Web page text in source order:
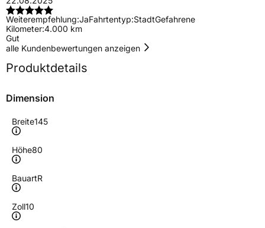
Weiterempfehlung:JaFahrtentyp:StadtGefahrene
Kilometer:4.000 km
Gut
alle Kundenbewertungen anzeigen
Produktdetails
Dimension
Breite145
Höhe80
BauartR
Zoll10